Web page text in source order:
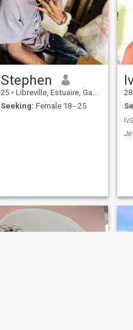
Stephen
25 • Libreville, Estuaire, Gabon
Seeking: Female 18 - 25
28